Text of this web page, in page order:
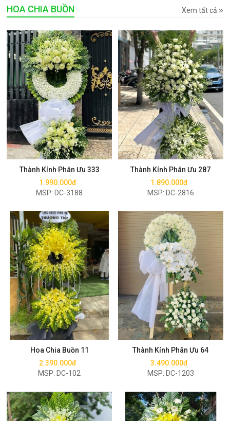
HOA CHIA BUỒN Xem tất cả
Thành Kính Phân Ưu 333
1.990.000đ
MSP: DC-3188
Mua ngay
Thành Kính Phân Ưu 287
1.890.000đ
MSP: DC-2816
Mua ngay
Hoa Chia Buồn 11
2.390.000đ
MSP: DC-102
Mua ngay
Thành Kính Phân Ưu 64
3.490.000đ
MSP: DC-1203
Mua ngay